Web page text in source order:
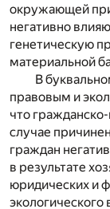
окружающей
негативно
генетическую
материальной
В
правовым и
что
случае
граждан
в результате
юридических и